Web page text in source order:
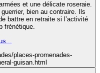
et une délicate roseraie.
bien au contraire. Ils
battre en retraite si l’activité
frénétique.
places-promenades-
guisan.html